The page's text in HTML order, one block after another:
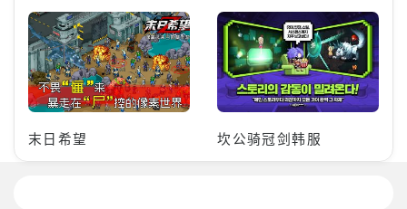
末日希望 坎公骑冠剑韩服